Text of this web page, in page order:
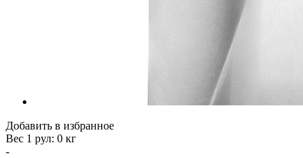
Добавить в избранное
Вес 1 рул: 0 кг
-